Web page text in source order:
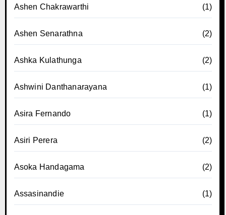
Ashen Chakrawarthi (1)
Ashen Senarathna (2)
Ashka Kulathunga (2)
Ashwini Danthanarayana (1)
Asira Fernando (1)
Asiri Perera (2)
Asoka Handagama (2)
Assasinandie (1)